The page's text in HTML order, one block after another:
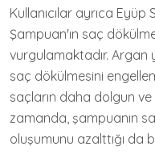
Kullanıcılar ayrıca Eyüp
Şampuan'ın saç
vurgulamaktadır. Argan
saç dökülmesini
saçların daha dolgun
zamanda, şampuanın
oluşumunu azalttığı da